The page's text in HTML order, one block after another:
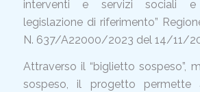
interventi e servizi sociali
legislazione di riferimento”
N. 637/A22000/2023 del 14/11/
Attraverso il “biglietto sospeso”,
sospeso, il progetto permette